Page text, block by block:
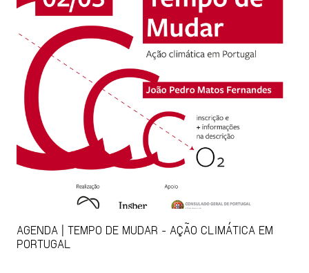
AGENDA | TEMPO DE MUDAR - AÇÃO CLIMÁTICA EM
PORTUGAL